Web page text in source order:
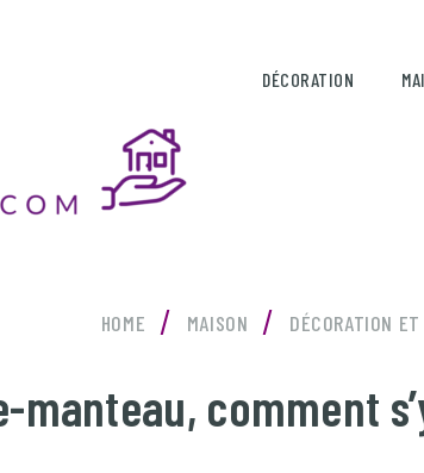
DÉCORATION
HOME / MAISON / DÉCORATION
manteau, comment